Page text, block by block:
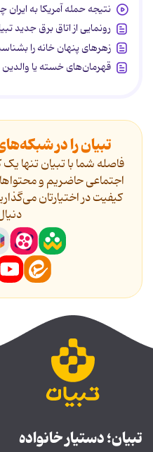
نتیجه حمله آمریکا به
رونمایی از اتاق برق جدید
زهرهای پنهان خانه را
قهرمان‌های خسته یا
تبیان را در
فاصله شما با تبیان تنها
اجتماعی حاضریم و
کیفیت در اختیارتان
تبیان؛ دستیار خانواده